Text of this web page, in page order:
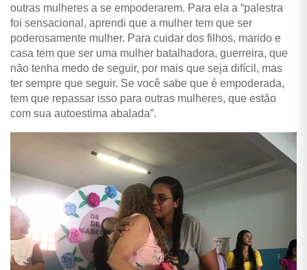
outras mulheres a se empoderarem. Para ela a “palestra
foi sensacional, aprendi que a mulher tem que ser
poderosamente mulher. Para cuidar dos filhos, marido e
casa tem que ser uma mulher batalhadora, guerreira, que
não tenha medo de seguir, por mais que seja difícil, mas
ter sempre que seguir. Se você sabe que é empoderada,
tem que repassar isso para outras mulheres, que estão
com sua autoestima abalada”.